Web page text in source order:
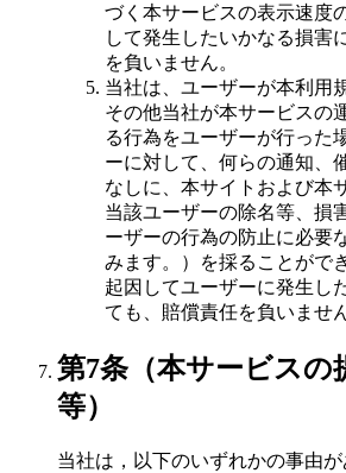
づく本サービスの表示速度
して発生したいかなる損害
を負いません。
当社は、ユーザーが本利用
その他当社が本サービスの
る行為をユーザーが行った
ーに対して、何らの通知、
なしに、本サイトおよび本
当該ユーザーの除名等、損
ーザーの行為の防止に必要
みます。）を採ることがで
起因してユーザーに発生し
ても、賠償責任を負いません
第7条（本サービスの
等）
当社は，以下のいずれかの事由